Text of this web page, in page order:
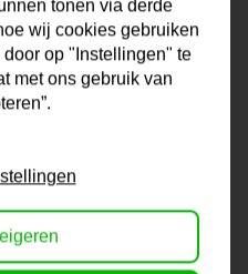
tonen via derde
wij cookies gebruiken
op "Instellingen" te
met ons gebruik van